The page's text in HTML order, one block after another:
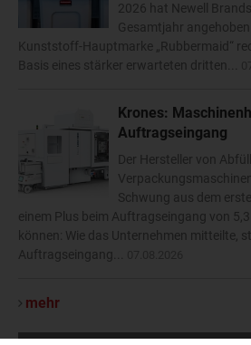
2026 hat Newell
Gesamtjahr
Kunststoff-Hauptmarke „Rubbermaid“
Basis eines stärker erwarteten dritten...
Krones:
Auftragseingang
Der Hersteller von
Schwung aus dem
einem Plus beim Auftragseingang von
können: Wie das Unternehmen mitteilte,
Auftragseingang...
mehr